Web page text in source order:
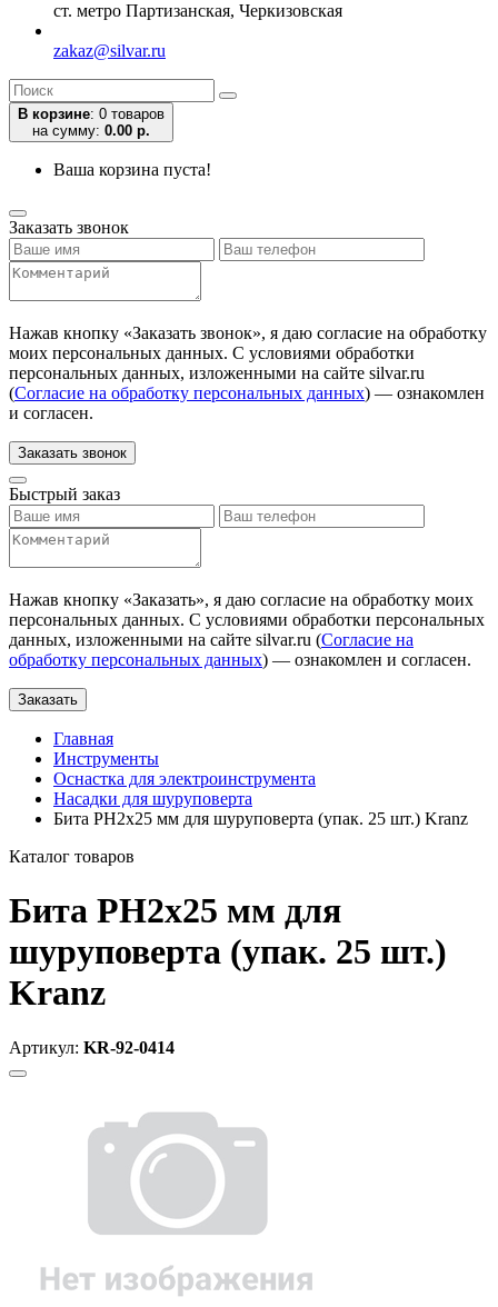
ст. метро Партизанская, Черкизовская
zakaz@silvar.ru
В корзине: 0 товаров
на сумму: 0.00 р.
Ваша корзина пуста!
Заказать звонок
Нажав кнопку «Заказать звонок», я даю согласие на обработку
моих персональных данных. С условиями обработки
персональных данных, изложенными на сайте silvar.ru
(Согласие на обработку персональных данных) — ознакомлен
и согласен.
Заказать звонок
Быстрый заказ
Нажав кнопку «Заказать», я даю согласие на обработку моих
персональных данных. С условиями обработки персональных
данных, изложенными на сайте silvar.ru (Согласие на
обработку персональных данных) — ознакомлен и согласен.
Заказать
Главная
Инструменты
Оснастка для электроинструмента
Насадки для шуруповерта
Бита PH2х25 мм для шуруповерта (упак. 25 шт.) Kranz
Каталог товаров
Бита PH2х25 мм для
шуруповерта (упак. 25 шт.)
Kranz
Артикул: KR-92-0414